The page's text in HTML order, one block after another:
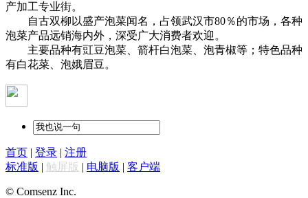
产加工专业街。
自古双柳以盛产泡菜闻名，占领武汉市80％的市场，各种
泡菜产品远销海内外，深受广大消费者欢迎。
主要品种有豇豆泡菜、箭杆白泡菜、泡青椒等；特色品种
有白花菜、泡娥眉豆。
首页 | 登录 | 注册
标准版 | 触屏版 | 电脑版 | 客户端
© Comsenz Inc.